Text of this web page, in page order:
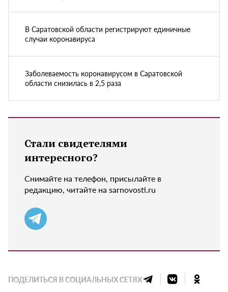
В Саратовской области регистрируют единичные
случаи коронавируса
Заболеваемость коронавирусом в Саратовской
области снизилась в 2,5 раза
Стали свидетелями
интересного?
Снимайте на телефон, присылайте в
редакцию, читайте на sarnovosti.ru
ПОДЕЛИТЬСЯ В СОЦИАЛЬНЫХ СЕТЯХ